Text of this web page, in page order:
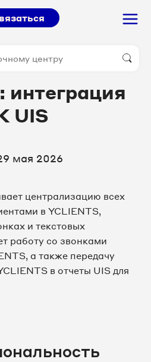
интеграция
UIS
мая 2026
централизацию всех
в YCLIENTS,
и текстовых
работу со звонками
а также передачу
в отчеты UIS для